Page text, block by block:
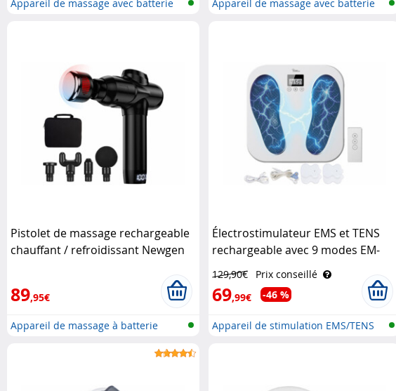
Appareil de massage avec batterie Appareil de massage avec batterie
Pistolet de massage rechargeable
chauffant / refroidissant Newgen
89,95€
Appareil de massage à batterie
Électrostimulateur EMS et TENS
rechargeable avec 9 modes EM-
285 Newgen Medicals
129,90€ Prix conseillé
69,99€ -46 %
Appareil de stimulation EMS/TENS